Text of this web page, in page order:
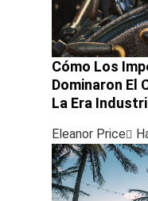
Cómo Los
Dominaron El
La Era
Eleanor Price